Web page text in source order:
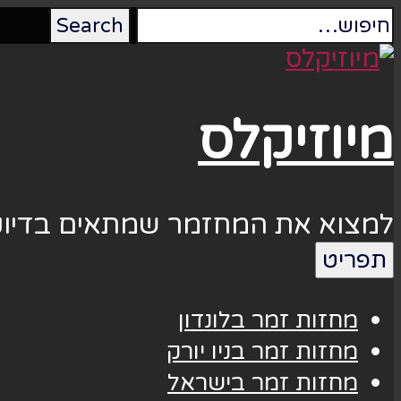
מיוזיקלס
למצוא את המחזמר שמתאים
תפריט
מחזות זמר בלונדון
מחזות זמר בניו יורק
מחזות זמר בישראל